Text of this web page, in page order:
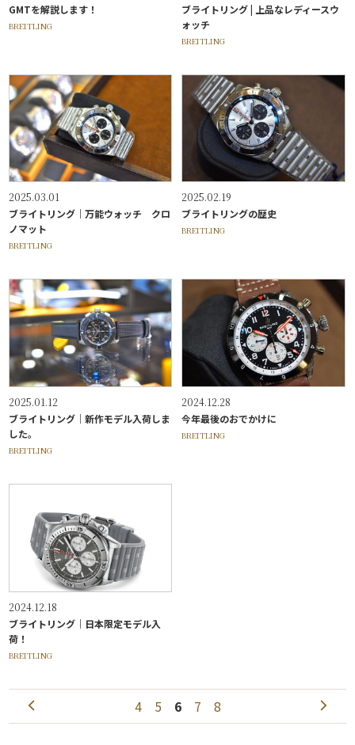
GMTを解説します！
BREITLING
ブライトリング | 上品なレディースウ
ォッチ
BREITLING
2025.03.01
ブライトリング｜万能ウォッチ クロ
ノマット
BREITLING
2025.02.19
ブライトリングの歴史
BREITLING
2025.01.12
ブライトリング｜新作モデル入荷しま
した。
BREITLING
2024.12.28
今年最後のおでかけに
BREITLING
2024.12.18
ブライトリング｜日本限定モデル入
荷！
BREITLING
4 5 6 7 8